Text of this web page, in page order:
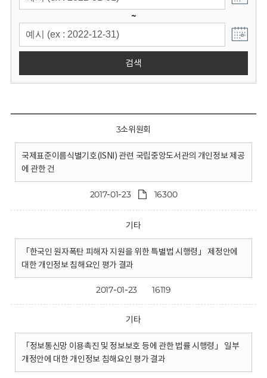
~
검색
3소위원회
국제표준이름식별기호(ISNI) 관련 국립중앙도서관의 개인정보 제공
에 관한 건
2017-01-23 16300
기타
「한국인 원자폭탄 피해자 지원을 위한 특별법 시행령」 제정안에
대한 개인정보 침해요인 평가 결과
2017-01-23 16119
기타
「정보통신망 이용촉진 및 정보보호 등에 관한 법률 시행령」 일부
개정안에 대한 개인정보 침해요인 평가 결과